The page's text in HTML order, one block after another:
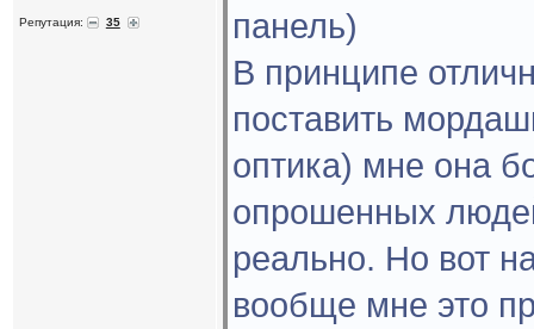
Репутация: 35
панель)
В принципе
поставить
оптика) мне она
опрошенных
реально. Но вот
вообще мне это